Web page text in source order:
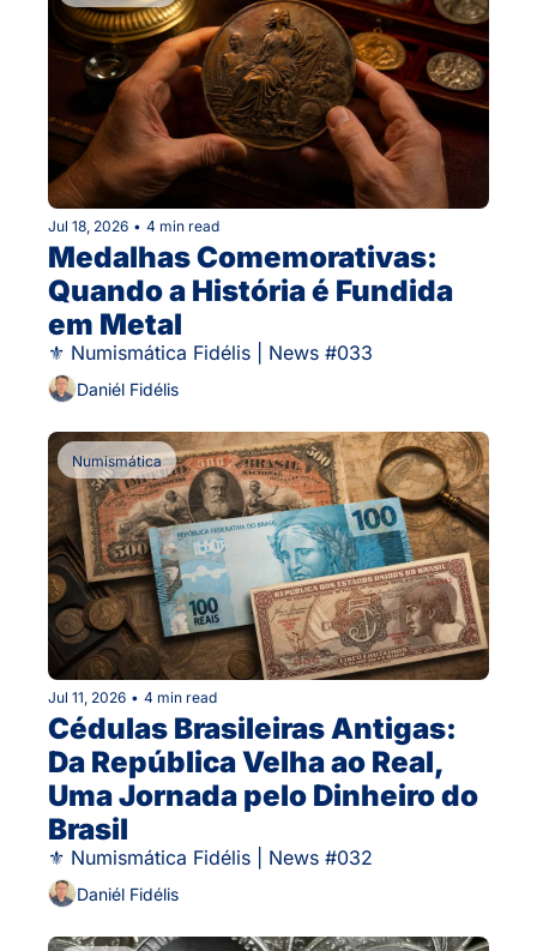
Jul 18, 2026 • 4 min read
Medalhas Comemorativas:
Quando a História é Fundida
em Metal
⚜ Numismática Fidélis | News #033
Daniél Fidélis
Numismática
Jul 11, 2026 • 4 min read
Cédulas Brasileiras Antigas:
Da República Velha ao Real,
Uma Jornada pelo Dinheiro do
Brasil
⚜ Numismática Fidélis | News #032
Daniél Fidélis